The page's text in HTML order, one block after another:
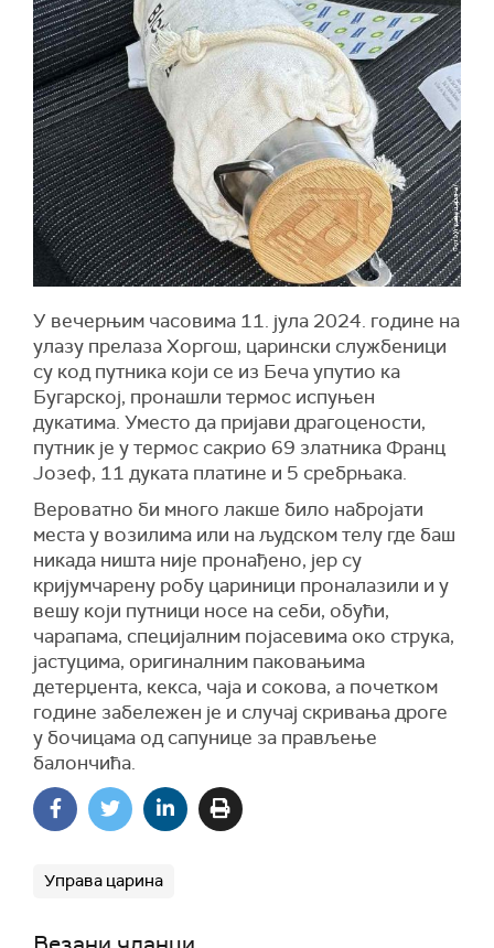
У вечерњим часовима 11. јула 2024. године на
улазу прелаза Хоргош, царински службеници
су код путника који се из Беча упутио ка
Бугарској, пронашли термос испуњен
дукатима. Уместо да пријави драгоцености,
путник је у термос сакрио 69 златника Франц
Јозеф, 11 дуката платине и 5 сребрњака.
Вероватно би много лакше било набројати
места у возилима или на људском телу где баш
никада ништа није пронађено, јер су
кријумчарену робу цариници проналазили и у
вешу који путници носе на себи, обући,
чарапама, специјалним појасевима око струка,
јастуцима, оригиналним паковањима
детерџента, кекса, чаја и сокова, а почетком
године забележен је и случај скривања дроге
у бочицама од сапунице за прављење
балончића.
Управа царина